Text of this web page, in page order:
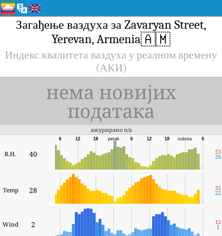
Загађење ваздуха за Zavaryan Street,
Yerevan, Armenia🇦🇲
Индекс квалитета ваздуха у реалном времену
(АКИ)
нема новијих
података
ажурирано n/a
R.H. 40
6
subota
18
12
6
petak
18
12
6
53
26
Temp 28 35
22
Wind 2 12
1